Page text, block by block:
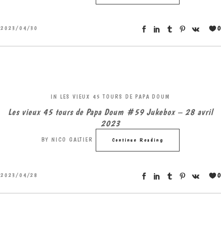
2023/04/30 0
IN LES VIEUX 45 TOURS DE PAPA DOUM
Les vieux 45 tours de Papa Doum #59 Jukebox – 28 avril
2023
BY NICO GALTIER Continue Reading
2023/04/28 0